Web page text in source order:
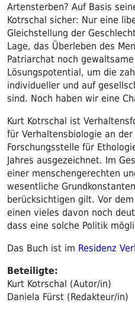
Artensterben? Auf Basis
Kotrschal sicher: Nur eine
Gleichstellung der
Lage, das Überleben des
Patriarchat noch
Lösungspotential, um die
individueller und auf
sind. Noch haben wir eine
Kurt Kotrschal ist
für Verhaltensbiologie an
Forschungsstelle für
Jahres ausgezeichnet. Im
einer menschengerechten
wesentliche
berücksichtigen gilt. Vor
einen vieles davon noch
dass eine solche Politik
Das Buch ist im Residenz
Beteiligte:
Kurt Kotrschal (Autor/in)
Daniela Fürst (Redakteur/in)